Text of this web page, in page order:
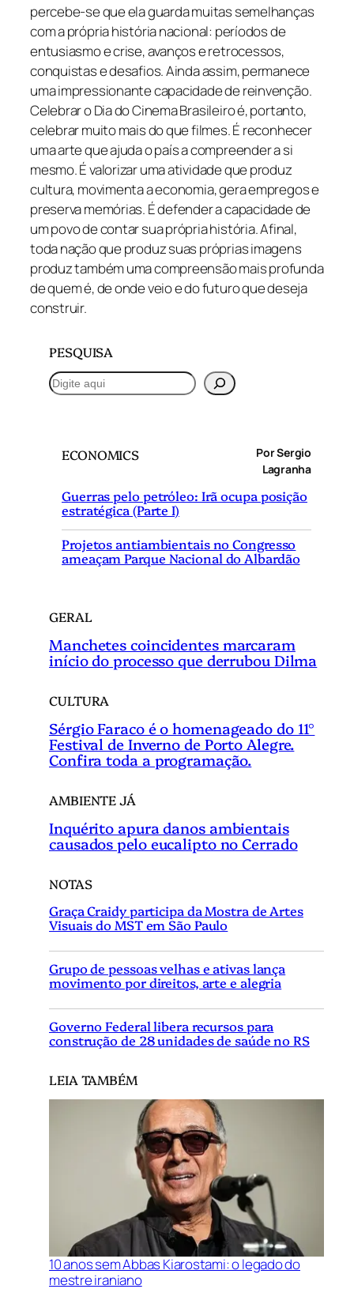
percebe-se que ela guarda muitas semelhanças
com a própria história nacional: períodos de
entusiasmo e crise, avanços e retrocessos,
conquistas e desafios. Ainda assim, permanece
uma impressionante capacidade de reinvenção.
Celebrar o Dia do Cinema Brasileiro é, portanto,
celebrar muito mais do que filmes. É reconhecer
uma arte que ajuda o país a compreender a si
mesmo. É valorizar uma atividade que produz
cultura, movimenta a economia, gera empregos e
preserva memórias. É defender a capacidade de
um povo de contar sua própria história. Afinal,
toda nação que produz suas próprias imagens
produz também uma compreensão mais profunda
de quem é, de onde veio e do futuro que deseja
construir.
PESQUISA
P
e
ECONOMICS
Por Sergio
Lagranha
Guerras pelo petróleo: Irã ocupa posição
estratégica (Parte I)
Projetos antiambientais no Congresso
ameaçam Parque Nacional do Albardão
GERAL
Manchetes coincidentes marcaram
início do processo que derrubou Dilma
CULTURA
Sérgio Faraco é o homenageado do 11°
Festival de Inverno de Porto Alegre.
Confira toda a programação.
AMBIENTE JÁ
Inquérito apura danos ambientais
causados pelo eucalipto no Cerrado
NOTAS
Graça Craidy participa da Mostra de Artes
Visuais do MST em São Paulo
Grupo de pessoas velhas e ativas lança
movimento por direitos, arte e alegria
Governo Federal libera recursos para
construção de 28 unidades de saúde no RS
LEIA TAMBÉM
10 anos sem Abbas Kiarostami: o legado do
mestre iraniano